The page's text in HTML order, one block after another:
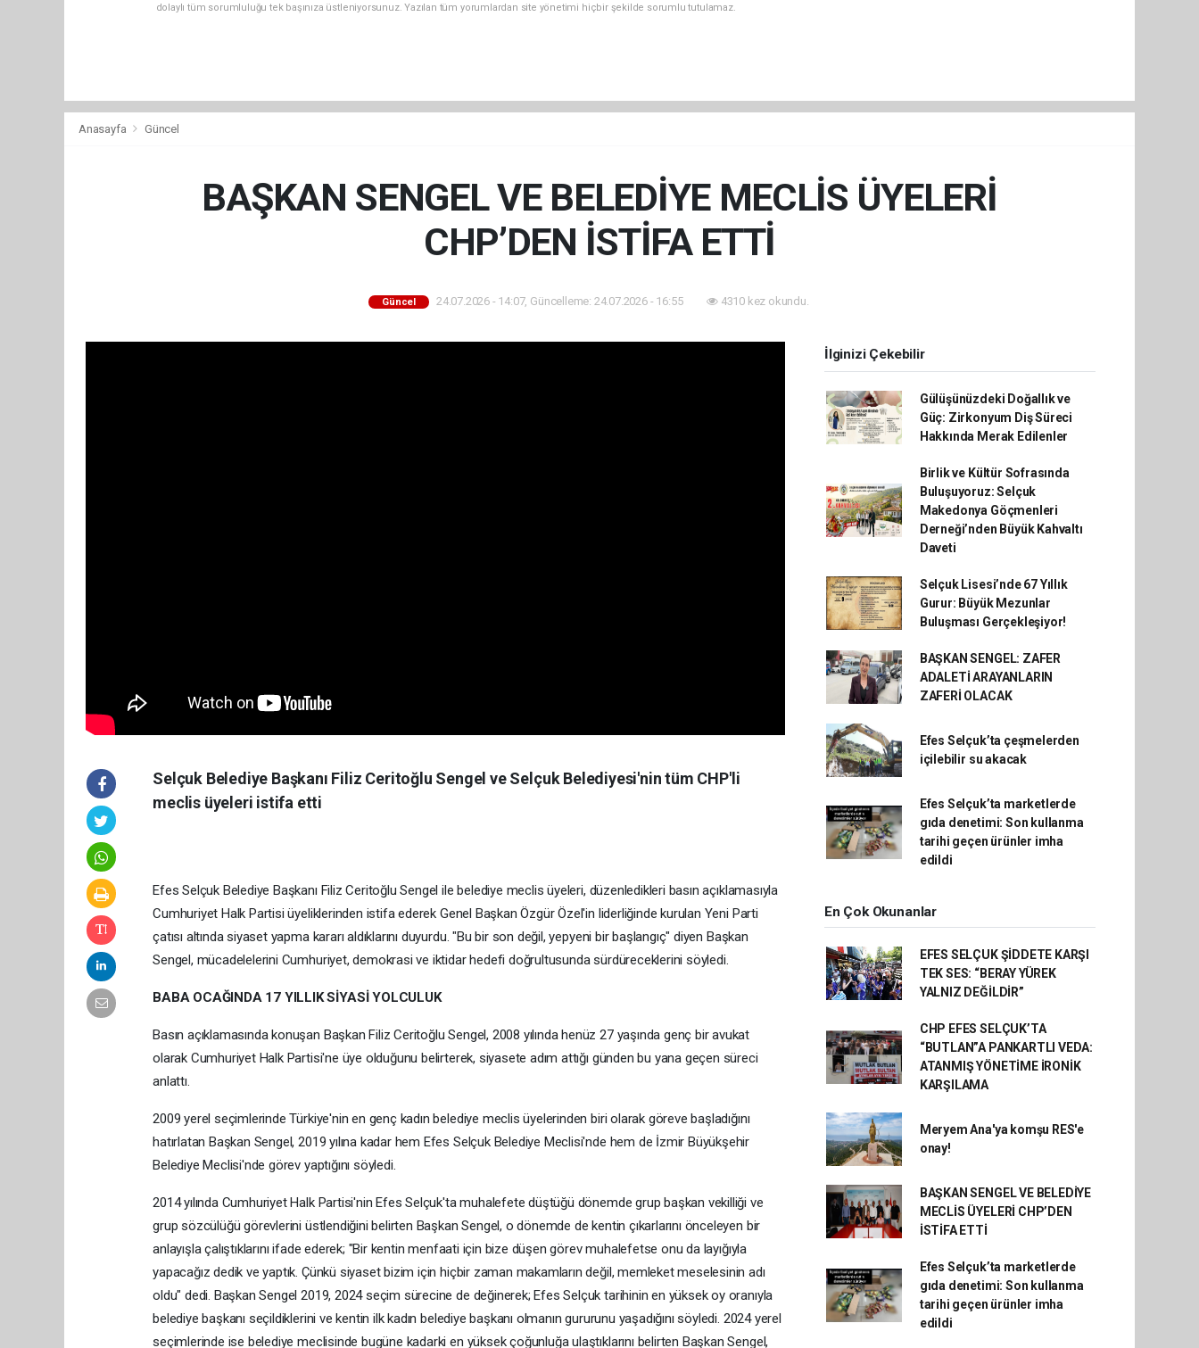
dolaylı tüm sorumluluğu tek başınıza üstleniyorsunuz. Yazılan tüm yorumlardan site yönetimi hiçbir şekilde sorumlu tutulamaz.
Anasayfa Güncel
BAŞKAN SENGEL VE BELEDİYE MECLİS ÜYELERİ
CHP’DEN İSTİFA ETTİ
Güncel 24.07.2026 - 14:07, Güncelleme: 24.07.2026 - 16:55 4310 kez okundu.
Selçuk Belediye Başkanı Filiz Ceritoğlu Sengel ve Selçuk Belediyesi'nin tüm CHP'li
meclis üyeleri istifa etti
Efes Selçuk Belediye Başkanı Filiz Ceritoğlu Sengel ile belediye meclis üyeleri, düzenledikleri basın açıklamasıyla
Cumhuriyet Halk Partisi üyeliklerinden istifa ederek Genel Başkan Özgür Özel'in liderliğinde kurulan Yeni Parti
çatısı altında siyaset yapma kararı aldıklarını duyurdu. "Bu bir son değil, yepyeni bir başlangıç" diyen Başkan
Sengel, mücadelelerini Cumhuriyet, demokrasi ve iktidar hedefi doğrultusunda sürdüreceklerini söyledi.
BABA OCAĞINDA 17 YILLIK SİYASİ YOLCULUK
Basın açıklamasında konuşan Başkan Filiz Ceritoğlu Sengel, 2008 yılında henüz 27 yaşında genç bir avukat
olarak Cumhuriyet Halk Partisi'ne üye olduğunu belirterek, siyasete adım attığı günden bu yana geçen süreci
anlattı.
2009 yerel seçimlerinde Türkiye'nin en genç kadın belediye meclis üyelerinden biri olarak göreve başladığını
hatırlatan Başkan Sengel, 2019 yılına kadar hem Efes Selçuk Belediye Meclisi'nde hem de İzmir Büyükşehir
Belediye Meclisi'nde görev yaptığını söyledi.
2014 yılında Cumhuriyet Halk Partisi'nin Efes Selçuk'ta muhalefete düştüğü dönemde grup başkan vekilliği ve
grup sözcülüğü görevlerini üstlendiğini belirten Başkan Sengel, o dönemde de kentin çıkarlarını önceleyen bir
anlayışla çalıştıklarını ifade ederek; "Bir kentin menfaati için bize düşen görev muhalefetse onu da layığıyla
yapacağız dedik ve yaptık. Çünkü siyaset bizim için hiçbir zaman makamların değil, memleket meselesinin adı
oldu" dedi. Başkan Sengel 2019, 2024 seçim sürecine de değinerek; Efes Selçuk tarihinin en yüksek oy oranıyla
belediye başkanı seçildiklerini ve kentin ilk kadın belediye başkanı olmanın gururunu yaşadığını söyledi. 2024 yerel
seçimlerinde ise belediye meclisinde bugüne kadarki en yüksek çoğunluğa ulaştıklarını belirten Başkan Sengel,
İlginizi Çekebilir
Gülüşünüzdeki Doğallık ve
Güç: Zirkonyum Diş Süreci
Hakkında Merak Edilenler
Birlik ve Kültür Sofrasında
Buluşuyoruz: Selçuk
Makedonya Göçmenleri
Derneği’nden Büyük Kahvaltı
Daveti
Selçuk Lisesi’nde 67 Yıllık
Gurur: Büyük Mezunlar
Buluşması Gerçekleşiyor!
BAŞKAN SENGEL: ZAFER
ADALETİ ARAYANLARIN
ZAFERİ OLACAK
Efes Selçuk’ta çeşmelerden
içilebilir su akacak
Efes Selçuk’ta marketlerde
gıda denetimi: Son kullanma
tarihi geçen ürünler imha
edildi
En Çok Okunanlar
EFES SELÇUK ŞİDDETE KARŞI
TEK SES: “BERAY YÜREK
YALNIZ DEĞİLDİR”
CHP EFES SELÇUK’TA
“BUTLAN”A PANKARTLI VEDA:
ATANMIŞ YÖNETİME İRONİK
KARŞILAMA
Meryem Ana'ya komşu RES'e
onay!
BAŞKAN SENGEL VE BELEDİYE
MECLİS ÜYELERİ CHP’DEN
İSTİFA ETTİ
Efes Selçuk’ta marketlerde
gıda denetimi: Son kullanma
tarihi geçen ürünler imha
edildi